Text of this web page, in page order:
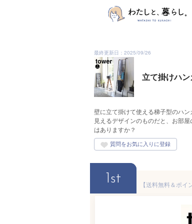
最終更新日：2025/09/26
立て掛けハ
壁に立て掛けて使える梯子型のハ
見えるデザインのものだと、お部
はありますか？
1st